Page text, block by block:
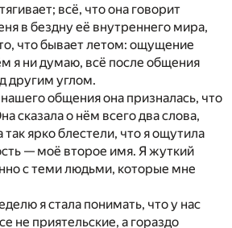
всё, что она говорит
в бездну её внутреннего мира,
что бывает летом: ощущение
я ни думаю, всё после общения
другим углом.
общения она призналась, что
сказала о нём всего два слова,
так ярко блестели, что я ощутила
— моё второе имя. Я жуткий
с теми людьми, которые мне
я стала понимать, что у нас
не приятельские, а гораздо